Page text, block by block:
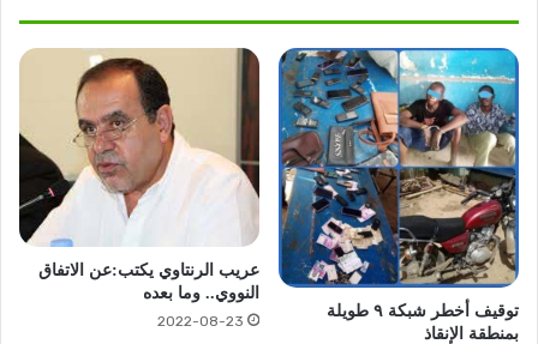
توقيف أخطر شبكة ٩ طويلة
بمنطقة الإنقاذ
عريب الرنتاوي يكتب:عن الاتفاق
النووي.. وما بعده
2022-08-23